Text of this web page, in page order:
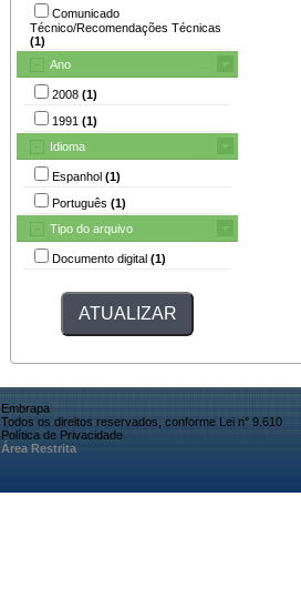
Comunicado
Técnico/Recomendações Técnicas
(1)
Ano
2008 (1)
1991 (1)
Idioma
Espanhol (1)
Português (1)
Tipo do arquivo
Documento digital (1)
Embrapa
Todos os direitos reservados, conforme Lei n° 9.610
Política de Privacidade
Área Restrita